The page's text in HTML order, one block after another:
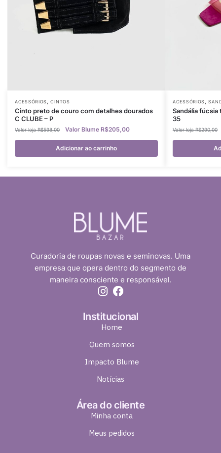
ACESSÓRIOS,CINTOS
Cinto preto de couro com detalhes dourados
C CLUBE – P
R$598,00 R$205,00
Adicionar ao carrinho
ACESSÓRIOS,
Sandália fúcsia
35
R$290,00
Curadoria de roupas novas e seminovas. Uma
empresa que opera dentro do segmento de
maneira consciente e responsável.
Institucional
Home
Quem somos
Impacto Blume
Notícias
Área do cliente
Minha conta
Meus pedidos